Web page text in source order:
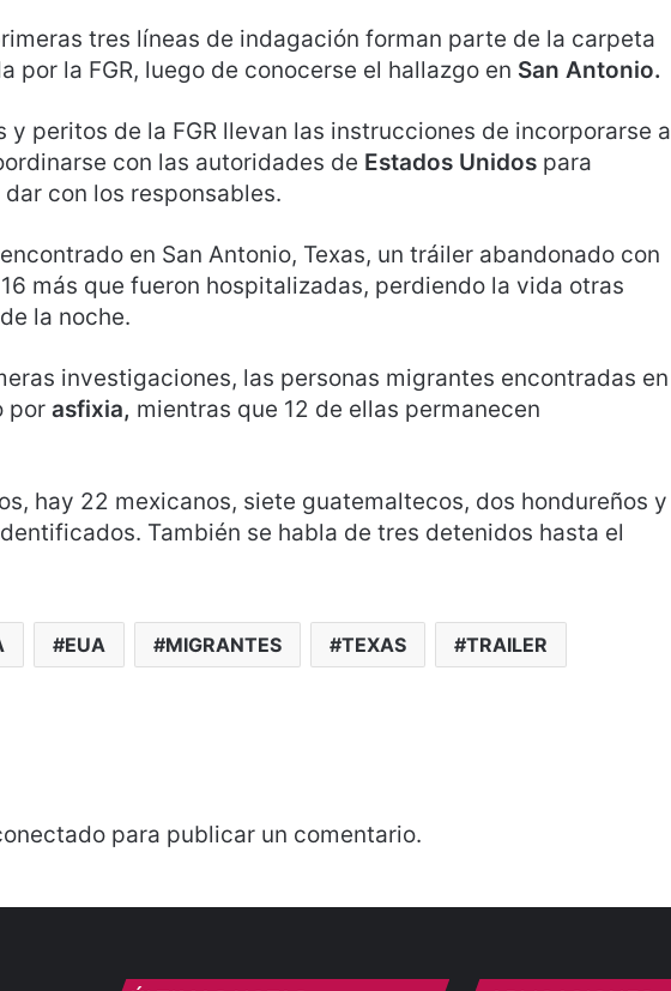
tres líneas de indagación forman parte de la carpeta
por la FGR, luego de conocerse el hallazgo en San Antonio.
y peritos de la FGR llevan las instrucciones de incorporarse a
con las autoridades de Estados Unidos para
con los responsables.
en San Antonio, Texas, un tráiler abandonado con
más que fueron hospitalizadas, perdiendo la vida otras
la noche.
investigaciones, las personas migrantes encontradas en
por asfixia, mientras que 12 de ellas permanecen
hay 22 mexicanos, siete guatemaltecos, dos hondureños y
También se habla de tres detenidos hasta el
EUA MIGRANTES TEXAS TRAILER
para publicar un comentario.